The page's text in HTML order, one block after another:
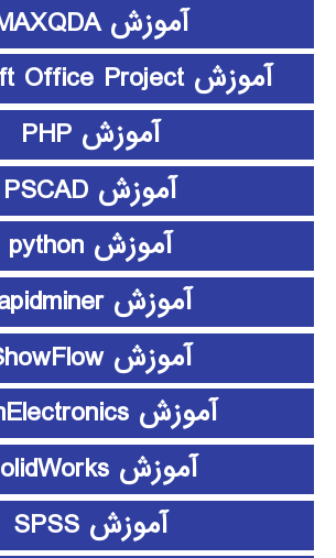
آموزش MAXQDA
آموزش Microsoft Office Project
آموزش PHP
آموزش PSCAD
آموزش python
آموزش rapidminer
آموزش ShowFlow
آموزش SimElectronics
آموزش SolidWorks
آموزش SPSS